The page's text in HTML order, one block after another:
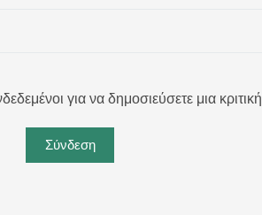
για να δημοσιεύσετε μια κριτική
Σύνδεση